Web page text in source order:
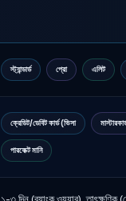
স্ট্যান্ডার্ড প্রো এলিট
ক্রেডিট/ডেবিট কার্ড (ভিসা
পারফেক্ট মানি